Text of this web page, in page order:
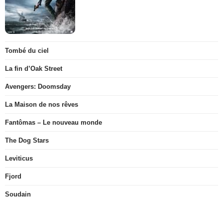
Tombé du ciel
La fin d’Oak Street
Avengers: Doomsday
La Maison de nos rêves
Fantômas – Le nouveau monde
The Dog Stars
Leviticus
Fjord
Soudain